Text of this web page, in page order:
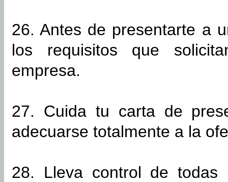
26. Antes de presentarte a
los requisitos que
empresa.
27. Cuida tu carta de
adecuarse totalmente a la
28. Lleva control de todas